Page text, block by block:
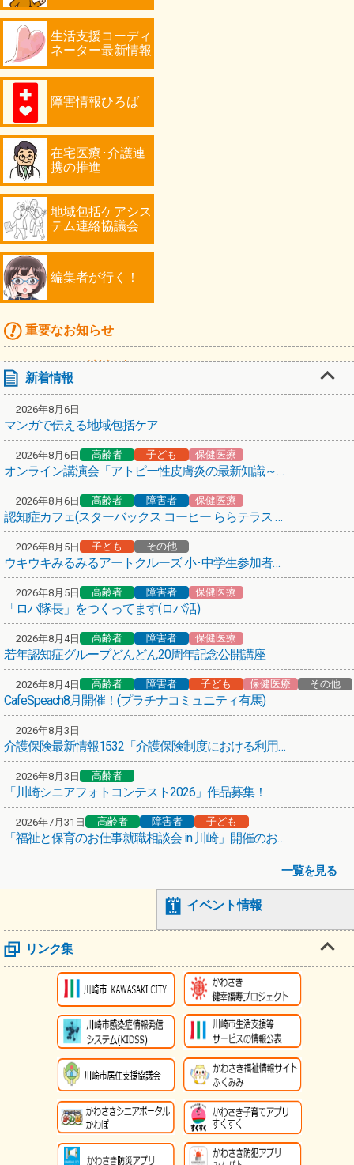
生活支援コーディ
ネーター最新情報
障害情報ひろば
在宅医療･介護連
携の推進
地域包括ケアシス
テム連絡協議会
編集者が行く！
重要なお知らせ
マンガで伝える地域包括ケア
高齢者
「川崎シニアフォトコンテスト2026」作品募集！
高齢者 保健医療 その他
第66弾！まち歩きボランティアガイド養成講座
保健医療
熱中症にご注意ください！
介護サービスを考える、その前に
高齢者 保健医療
(介護予防)かかりつけの医療機関からお声がけ
悩み･困りごと相談のご案内
保健医療
紅麹を含む健康食品について
高齢者 障害者
あいちゃんアニメ「アニメ × 地域包括ケア」
新着情報
2026年8月6日
マンガで伝える地域包括ケア
2026年8月6日 高齢者 子ども 保健医療
オンライン講演会「アトピー性皮膚炎の最新知識～子どもから大人まで～」
2026年8月6日 高齢者 障害者 保健医療
認知症カフェ(スターバックス コーヒー ららテラス 武蔵小杉店)
2026年8月5日 子ども その他
ウキウキみるみるアートクルーズ 小･中学生参加者募集！
2026年8月5日 高齢者 障害者 保健医療
「ロバ隊長」をつくってます(ロバ活)
2026年8月4日 高齢者 障害者 保健医療
若年認知症グループどんどん20周年記念公開講座
2026年8月4日 高齢者 障害者 子ども 保健医療 その他
CafeSpeach8月開催！(プラチナコミュニティ有馬)
2026年8月3日
介護保険最新情報1532「介護保険制度における利用者負担等の事務処理の取扱いについて」の一部改正について
2026年8月3日 高齢者
「川崎シニアフォトコンテスト2026」作品募集！
2026年7月31日 高齢者 障害者 子ども
「福祉と保育のお仕事就職相談会 in 川崎」開催のお知らせ
一覧を見る
イベント情報
リンク集